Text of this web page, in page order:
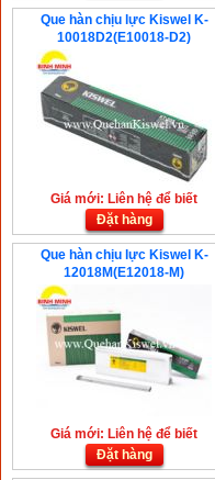
Que hàn chịu lực Kiswel K-
10018D2(E10018-D2)
Giá mới: Liên hệ để biết
Đặt hàng
Que hàn chịu lực Kiswel K-
12018M(E12018-M)
Giá mới: Liên hệ để biết
Đặt hàng